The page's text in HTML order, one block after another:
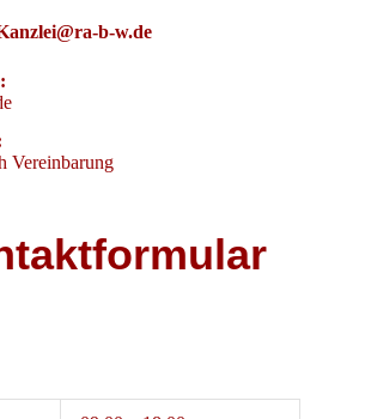
b-w.de
Vereinbarung